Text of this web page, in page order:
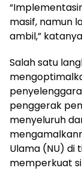
masif, namun
ambil,”
Salah satu
penggerak
menyeluruh
Ulama (NU) di
memperkuat